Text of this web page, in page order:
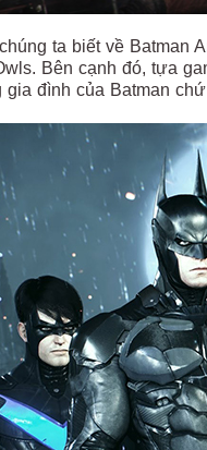
ta biết về Batman
Bên cạnh đó, tựa
gia đình của Batman